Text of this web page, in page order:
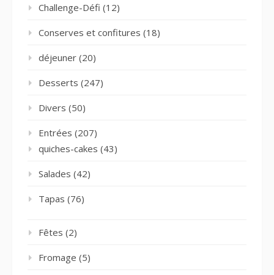
Challenge-Défi (12)
Conserves et confitures (18)
déjeuner (20)
Desserts (247)
Divers (50)
Entrées (207)
quiches-cakes (43)
Salades (42)
Tapas (76)
Fêtes (2)
Fromage (5)